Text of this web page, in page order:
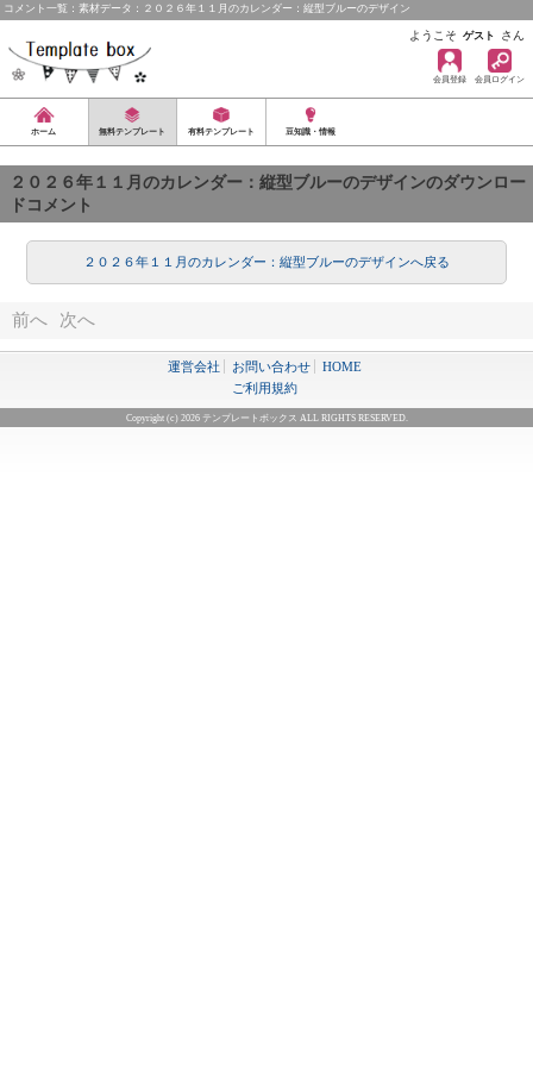
コメント一覧：素材データ：２０２６年１１月のカレンダー：縦型ブルーのデザイン
ようこそ ゲスト さん
会員登録 会員ログイン
ホーム 無料テンプレート 有料テンプレート 豆知識・情報
２０２６年１１月のカレンダー：縦型ブルーのデザインのダウンロー
ドコメント
２０２６年１１月のカレンダー：縦型ブルーのデザインへ戻る
前へ 次へ
運営会社 お問い合わせ
HOME
ご利用規約
Copyright (c) 2026 テンプレートボックス ALL RIGHTS RESERVED.